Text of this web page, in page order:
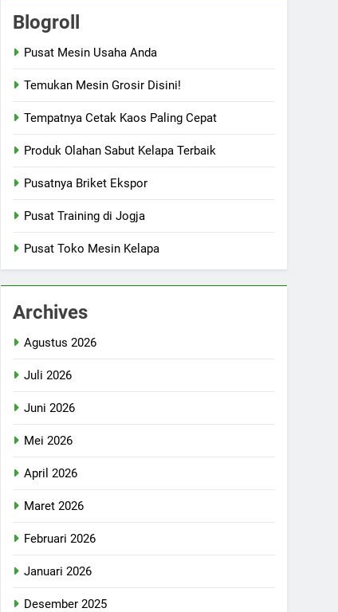
Blogroll
Pusat Mesin Usaha Anda
Temukan Mesin Grosir Disini!
Tempatnya Cetak Kaos Paling Cepat
Produk Olahan Sabut Kelapa Terbaik
Pusatnya Briket Ekspor
Pusat Training di Jogja
Pusat Toko Mesin Kelapa
Archives
Agustus 2026
Juli 2026
Juni 2026
Mei 2026
April 2026
Maret 2026
Februari 2026
Januari 2026
Desember 2025